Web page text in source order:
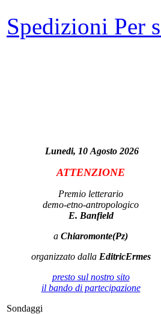
Spedizioni Per
Lunedi, 10 Agosto 2026
ATTENZIONE
Premio letterario
demo-etno-antropologico
E. Banfield
a Chiaromonte(Pz)
organizzato dalla EditricErmes
presto sul nostro sito
il bando di partecipazione
Sondaggi